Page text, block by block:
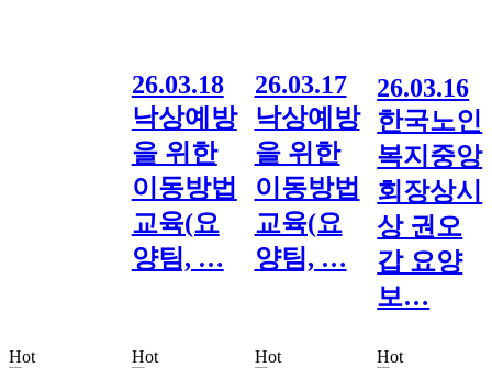
26.03.18
낙상예방
을 위한
이동방법
교육(요
양팀, …
26.03.17
낙상예방
을 위한
이동방법
교육(요
양팀, …
26.03.16
한국노인
복지중앙
회장상시
상 권오
갑 요양
보…
Hot Hot Hot Hot